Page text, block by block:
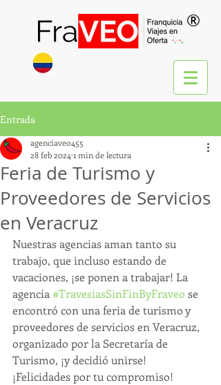
®
Entrada
Feria de Turismo y
Proveedores de Servicios
en Veracruz
agenciaveo455
28 feb 2024 1 min de lectura
Nuestras agencias aman tanto su
trabajo, que incluso estando de
vacaciones, ¡se ponen a trabajar! La
agencia #TravesiasSinFinByFraveo se
encontró con una feria de turismo y
proveedores de servicios en Veracruz,
organizado por la Secretaría de
Turismo, ¡y decidió unirse!
¡Felicidades por tu compromiso!